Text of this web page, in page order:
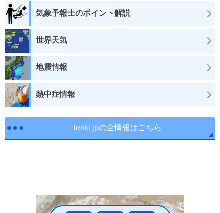
気象予報士のポイント解説
世界天気
地震情報
熱中症情報
tenki.jpの全情報はこちら